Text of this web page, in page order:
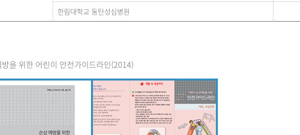
한림대학교 동탄성심병원
을 위한 어린이 안전가이드라인(2014)